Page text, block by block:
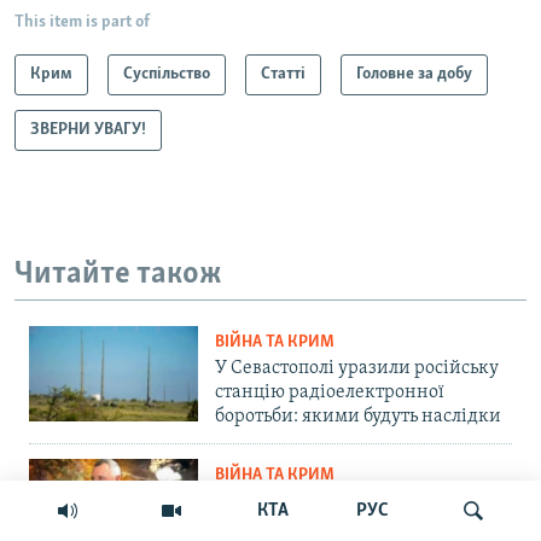
КТА РУС
This item is part of
Крим Суспільство Статті Головне за добу
ЗВЕРНИ УВАГУ!
Читайте також
ВІЙНА ТА КРИМ
У Севастополі уразили російську
станцію радіоелектронної
боротьби: якими будуть наслідки
ВІЙНА ТА КРИМ
«Для них із Кримом розпочнеться
важка історія»: командир ОТУ